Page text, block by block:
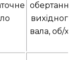
обертання
вихідного
вала, об/хв